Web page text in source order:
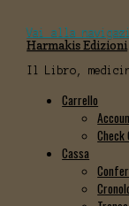
Vai alla
Harmakis Edizioni
Il Libro,
Carrello
Check
Cassa